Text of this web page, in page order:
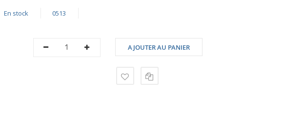
En stock 0513
AJOUTER AU PANIER